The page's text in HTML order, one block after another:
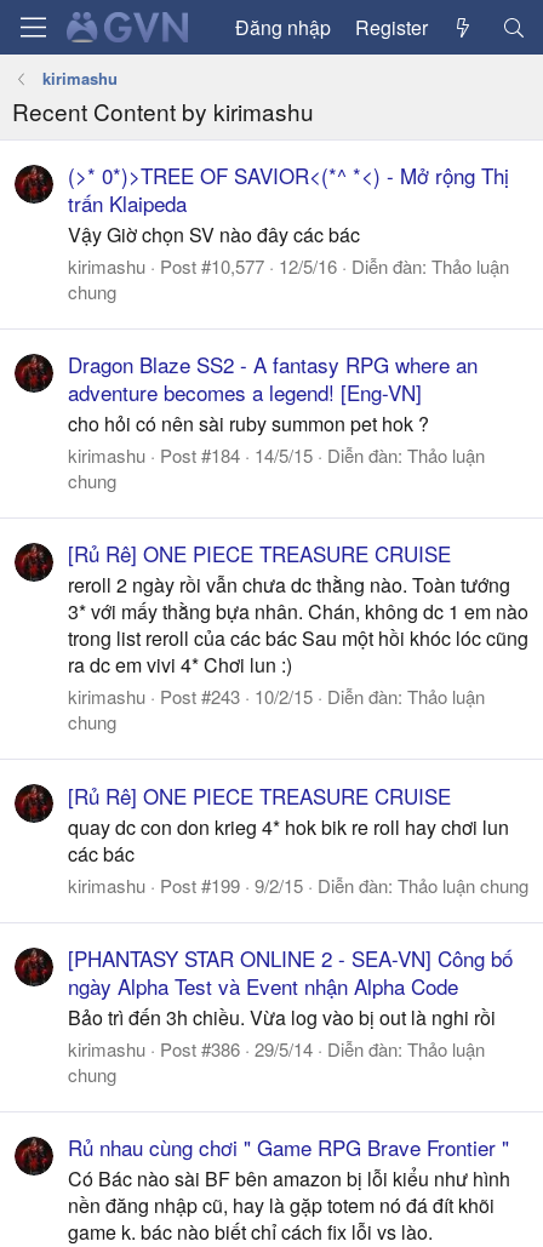
Đăng nhập Register
kirimashu
Recent Content by kirimashu
(>* 0*)>TREE OF SAVIOR<(*^ *<) - Mở rộng Thị
trấn Klaipeda
Vậy Giờ chọn SV nào đây các bác
kirimashu Post #10,577 12/5/16 Diễn đàn: Thảo luận
chung
Dragon Blaze SS2 - A fantasy RPG where an
adventure becomes a legend! [Eng-VN]
cho hỏi có nên sài ruby summon pet hok ?
kirimashu Post #184 14/5/15 Diễn đàn: Thảo luận
chung
[Rủ Rê] ONE PIECE TREASURE CRUISE
reroll 2 ngày rồi vẫn chưa dc thằng nào. Toàn tướng
3* với mấy thằng bựa nhân. Chán, không dc 1 em nào
trong list reroll của các bác Sau một hồi khóc lóc cũng
ra dc em vivi 4* Chơi lun :)
kirimashu Post #243 10/2/15 Diễn đàn: Thảo luận
chung
[Rủ Rê] ONE PIECE TREASURE CRUISE
quay dc con don krieg 4* hok bik re roll hay chơi lun
các bác
kirimashu Post #199 9/2/15 Diễn đàn: Thảo luận chung
[PHANTASY STAR ONLINE 2 - SEA-VN] Công bố
ngày Alpha Test và Event nhận Alpha Code
Bảo trì đến 3h chiều. Vừa log vào bị out là nghi rồi
kirimashu Post #386 29/5/14 Diễn đàn: Thảo luận
chung
Rủ nhau cùng chơi " Game RPG Brave Frontier "
Có Bác nào sài BF bên amazon bị lỗi kiểu như hình
nền đăng nhập cũ, hay là gặp totem nó đá đít khõi
game k. bác nào biết chỉ cách fix lỗi vs lào.